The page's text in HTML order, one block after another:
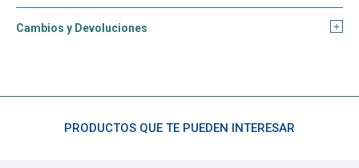
Cambios y Devoluciones
PRODUCTOS QUE TE PUEDEN INTERESAR